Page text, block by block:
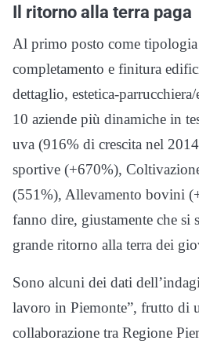
Il ritorno alla terra paga
Al primo posto come
completamento e finitura
dettaglio, estetica-
10 aziende più dinamiche in
uva (916% di crescita nel
sportive (+670%),
(551%), Allevamento bovini
fanno dire, giustamente che si
grande ritorno alla terra dei
Sono alcuni dei dati
lavoro in Piemonte”, frutto di
collaborazione tra Regione